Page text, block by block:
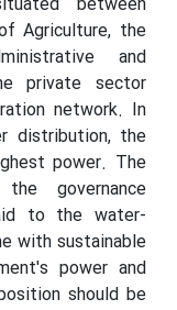
Agriculture, the
and
private sector
network. In
distribution, the
power. The
governance
to the water-
with sustainable
power and
should be